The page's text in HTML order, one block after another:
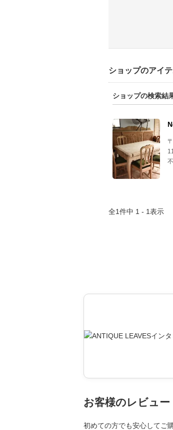
ショップのアイ
ショップの検索結
全1件中 1 - 1表示
お客様のレビュー
初めての方でも安心してご